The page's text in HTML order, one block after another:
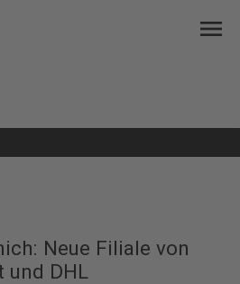
menu
Neue Filiale von
und DHL